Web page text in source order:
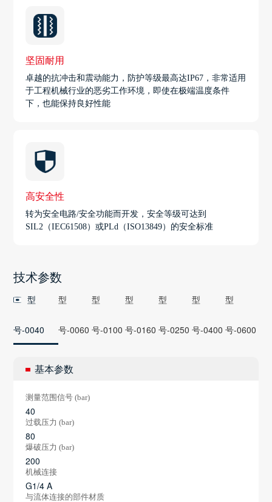
坚固耐用
卓越的抗冲击和震动能力，防护等级最高达IP67，非常适用
于工程机械行业的恶劣工作环境，即使在极端温度条件
下，也能保持良好性能
高安全性
转为安全电路/安全功能而开发，安全等级可达到
SIL2（IEC61508）或PLd（ISO13849）的安全标准
技术参数
型
号-0040
型
号-0060
型
号-0100
型
号-0160
型
号-0250
型
号-0400
型
号-0600
基本参数
测量范围信号 (bar)
40
过载压力 (bar)
80
爆破压力 (bar)
200
机械连接
G1/4 A
与流体连接的部件材质